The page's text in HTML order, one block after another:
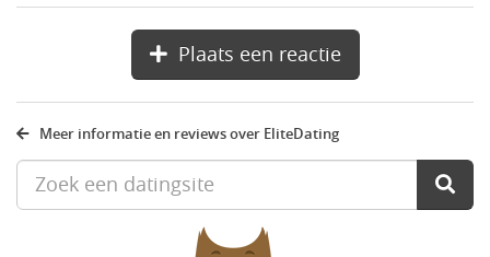
Plaats een reactie
Meer informatie en reviews over EliteDating